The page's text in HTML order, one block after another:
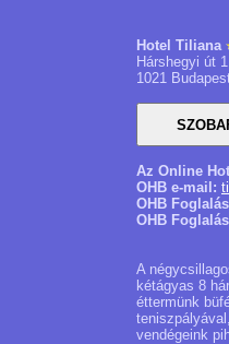
Hotel Tiliana
Hárshegyi út
1021
Az Online
OHB e-mail:
OHB
OHB
A
kétágyas 8
éttermünk
vendégeink